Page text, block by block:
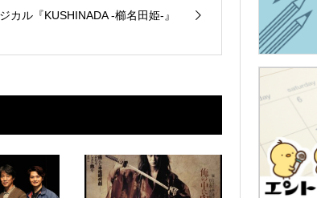
カル『KUSHINADA -櫛名田姫-』